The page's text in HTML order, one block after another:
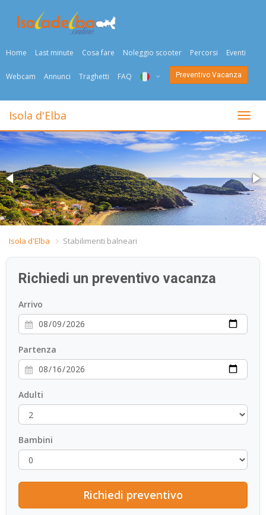
Home Last minute Cosa fare Noleggio scooter Percorsi Eventi
Webcam Annunci Traghetti FAQ
ENG
DEU
NED
FRA
DAN
ESP
Preventivo Vacanza
Togli
Isola d'Elba
Isola d'Elba Stabilimenti balneari
Richiedi un preventivo vacanza
Arrivo
Partenza
Adulti
Bambini